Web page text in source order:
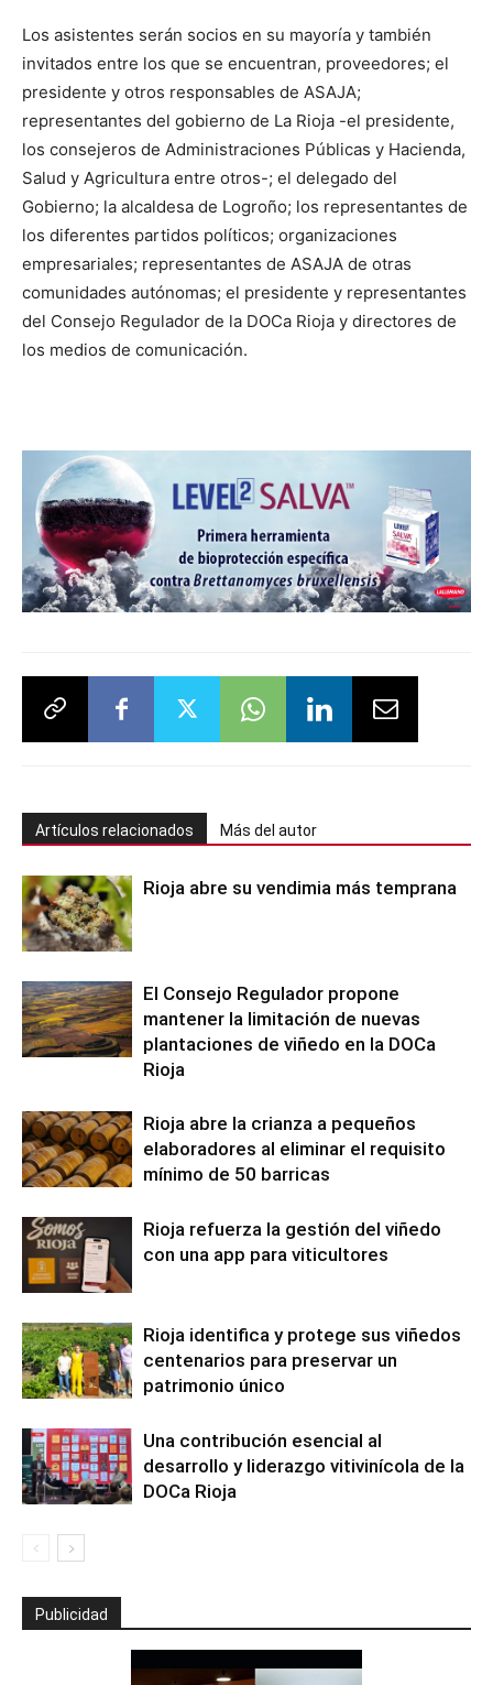
Los asistentes serán socios en su mayoría y también
invitados entre los que se encuentran, proveedores; el
presidente y otros responsables de ASAJA;
representantes del gobierno de La Rioja -el presidente,
los consejeros de Administraciones Públicas y Hacienda,
Salud y Agricultura entre otros-; el delegado del
Gobierno; la alcaldesa de Logroño; los representantes de
los diferentes partidos políticos; organizaciones
empresariales; representantes de ASAJA de otras
comunidades autónomas; el presidente y representantes
del Consejo Regulador de la DOCa Rioja y directores de
los medios de comunicación.
Artículos relacionados Más del autor
Rioja abre su vendimia más temprana
El Consejo Regulador propone
mantener la limitación de nuevas
plantaciones de viñedo en la DOCa
Rioja
Rioja abre la crianza a pequeños
elaboradores al eliminar el requisito
mínimo de 50 barricas
Rioja refuerza la gestión del viñedo
con una app para viticultores
Rioja identifica y protege sus viñedos
centenarios para preservar un
patrimonio único
Una contribución esencial al
desarrollo y liderazgo vitivinícola de la
DOCa Rioja
Publicidad